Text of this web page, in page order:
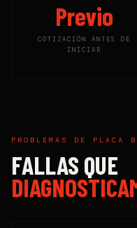
Previo
COTIZACIÓN ANTES DE
INICIAR
PROBLEMAS DE PLACA
FALLAS QUE